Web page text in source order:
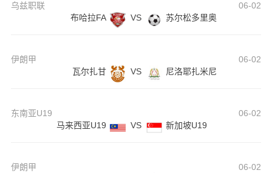
乌兹职联
06-02
布哈拉FA
VS 苏尔松多里奥
伊朗甲
06-02
瓦尔扎甘
VS 尼洛耶扎米尼
东南亚U19
06-02
马来西亚U19
VS 新加坡U19
伊朗甲
06-02